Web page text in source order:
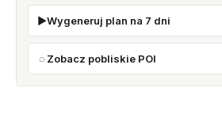
Wygeneruj plan na 7 dni
Zobacz pobliskie POI